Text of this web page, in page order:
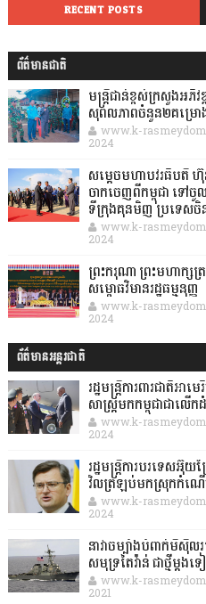
RECENT POSTS
ព័ត៌មានជាតិ
មន្ត្រីជាន់ខ្ពស់ក្រសួងអភិ
សុពលភាពចំនួន២គម្រោ
www.k-
2024
សម្តេចមហាបវរធិបតី
ចាកចេញពីកម្ពុជា ទៅចូ
ទីក្រុងគុនមិញ ប្រទេសចិ
www.k-
2024
ព្រះករុណា ព្រះមហាក្សត្
សម្ពោធវិមានរដ្ឋធម្មនុញ្ញ
www.k-
2024
ព័ត៌មានអន្តរជាតិ
រដ្ឋមន្រ្តីការពារជាតិអា
សាស្រ្តមកកម្ពុជាជាលើក
www.k-
2024
រដ្ឋមន្ត្រីការបរទេសអ៊ុ
វិលត្រឡប់មកស្រុកកំណ
www.k-
2024
នាវាចម្បាំងបំពាក់មីស៊ីល
សមុទ្រតៃវ៉ាន់ ជាថ្មីម្ត
www.k-
2021